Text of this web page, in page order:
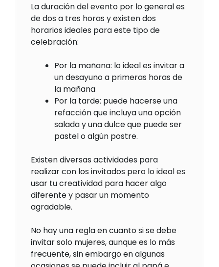
La duración del evento por lo general es
de dos a tres horas y existen dos
horarios ideales para este tipo de
celebración:
Por la mañana: lo ideal es invitar a
un desayuno a primeras horas de
la mañana
Por la tarde: puede hacerse una
refacción que incluya una opción
salada y una dulce que puede ser
pastel o algún postre.
Existen diversas actividades para
realizar con los invitados pero lo ideal es
usar tu creatividad para hacer algo
diferente y pasar un momento
agradable.
No hay una regla en cuanto si se debe
invitar solo mujeres, aunque es lo más
frecuente, sin embargo en algunas